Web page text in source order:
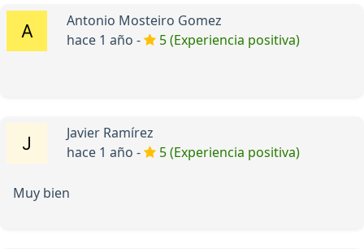
Antonio Mosteiro Gomez
hace 1 año -
5 (Experiencia positiva)
Javier Ramírez
hace 1 año -
5 (Experiencia positiva)
Muy bien